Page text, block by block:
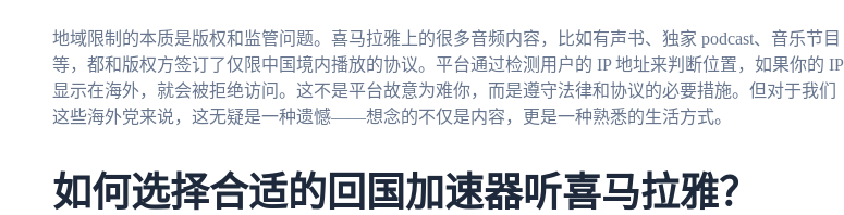
地域限制的本质是版权和监管问题。喜马拉雅上的很多音频内容，比如有声书、独家 podcast、音乐节目
等，都和版权方签订了仅限中国境内播放的协议。平台通过检测用户的 IP 地址来判断位置，如果你的 IP
显示在海外，就会被拒绝访问。这不是平台故意为难你，而是遵守法律和协议的必要措施。但对于我们
这些海外党来说，这无疑是一种遗憾——想念的不仅是内容，更是一种熟悉的生活方式。
如何选择合适的回国加速器听喜马拉雅？